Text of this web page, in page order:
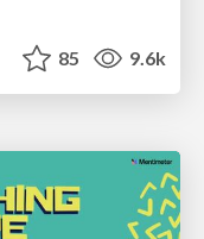
85 9.6k